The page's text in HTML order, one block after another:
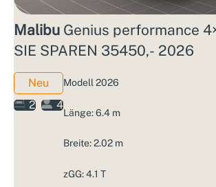
Malibu Genius performance
SIE SPAREN 35450,- 2026
Neu
2
4
Modell 2026
Länge: 6.4 m
Breite: 2.02 m
zGG: 4.1 T